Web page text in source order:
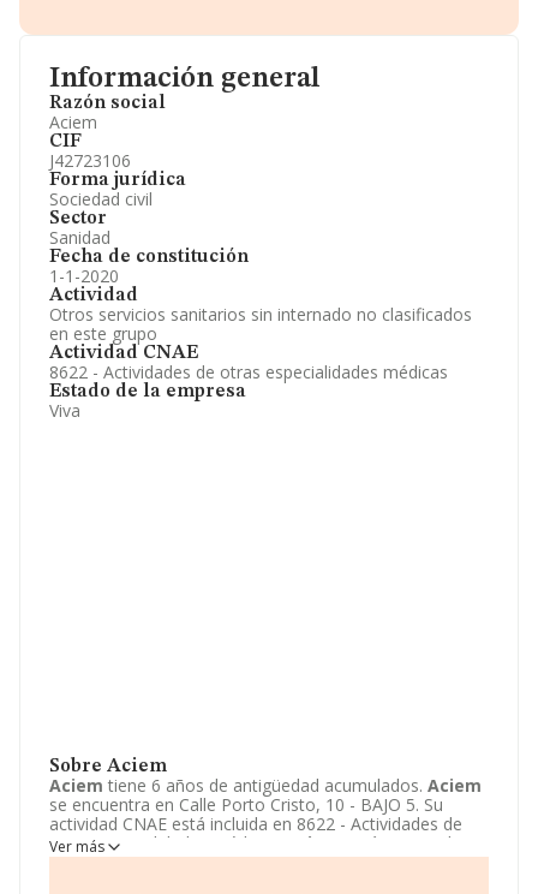
Información general
Razón social
Aciem
CIF
J42723106
Forma jurídica
Sociedad civil
Sector
Sanidad
Fecha de constitución
1-1-2020
Actividad
Otros servicios sanitarios sin internado no clasificados
en este grupo
Actividad CNAE
8622 - Actividades de otras especialidades médicas
Estado de la empresa
Viva
Sobre Aciem
Aciem tiene 6 años de antigüedad acumulados. Aciem
se encuentra en Calle Porto Cristo, 10 - BAJO 5. Su
actividad CNAE está incluida en 8622 - Actividades de
otras especialidades médicas.
Aciem
está registrada
como Sociedad civil.
Ver más
Información oficial y registral complementaria.